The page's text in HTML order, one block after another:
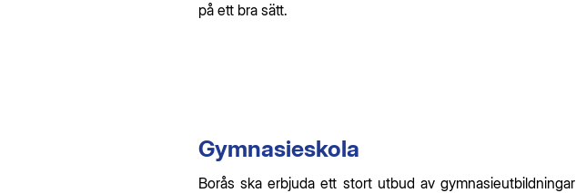
på ett bra sätt.
Gymnasieskola
Borås ska erbjuda ett stort utbud av gymnasieutbildningar